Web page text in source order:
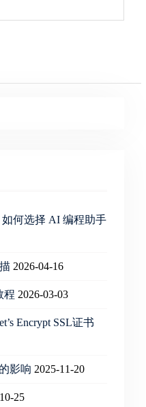
如何选择 AI 编程助手
2026-04-16
程 2026-03-03
Encrypt SSL证书
影响 2025-11-20
25